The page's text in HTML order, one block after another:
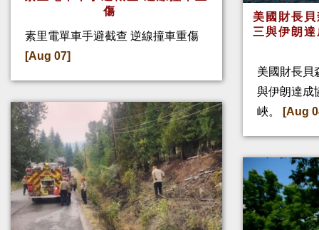
傷
素里電單車手避截查 逆線撞車重傷
[Aug 07]
美國財長
三與伊朗
美國財長貝
與伊朗達成
峽。
[Aug